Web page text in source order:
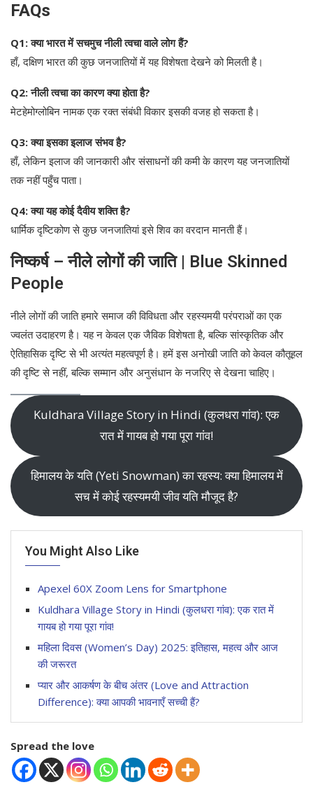
FAQs
Q1: क्या भारत में सचमुच नीली त्वचा वाले लोग हैं?
हाँ, दक्षिण भारत की कुछ जनजातियों में यह विशेषता देखने को मिलती है।
Q2: नीली त्वचा का कारण क्या होता है?
मेटहेमोग्लोबिन नामक एक रक्त संबंधी विकार इसकी वजह हो सकता है।
Q3: क्या इसका इलाज संभव है?
हाँ, लेकिन इलाज की जानकारी और संसाधनों की कमी के कारण यह जनजातियों
तक नहीं पहुँच पाता।
Q4: क्या यह कोई दैवीय शक्ति है?
धार्मिक दृष्टिकोण से कुछ जनजातियां इसे शिव का वरदान मानती हैं।
निष्कर्ष–नीले लोगों की जाति| Blue Skinned
People
नीले लोगों की जाति हमारे समाज की विविधता और रहस्यमयी परंपराओं का एक
ज्वलंत उदाहरण है। यह न केवल एक जैविक विशेषता है, बल्कि सांस्कृतिक और
ऐतिहासिक दृष्टि से भी अत्यंत महत्वपूर्ण है। हमें इस अनोखी जाति को केवल कौतूहल
की दृष्टि से नहीं, बल्कि सम्मान और अनुसंधान के नजरिए से देखना चाहिए।
Kuldhara Village Story in Hindi (कुलधरा गांव): एक
रात में गायब हो गया पूरा गांव!
हिमालय के यति (Yeti Snowman) का रहस्य: क्या हिमालय में
सच में कोई रहस्यमयी जीव यति मौजूद है?
You Might Also Like
Apexel 60X Zoom Lens for Smartphone
Kuldhara Village Story in Hindi (कुलधरा गांव): एक रात में
गायब हो गया पूरा गांव!
महिला दिवस (Women’s Day) 2025: इतिहास, महत्व और आज
की जरूरत
प्यार और आकर्षण के बीच अंतर (Love and Attraction
Difference): क्या आपकी भावनाएँ सच्ची हैं?
Spread the love